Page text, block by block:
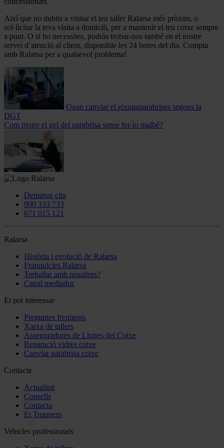
Així que no dubtis a visitar el teu taller Ralarsa més pròxim, o
sol·licitar la teva visita a domicili, per a mantenir el teu cotxe sempre
a punt. O si ho necessites, podràs trobar-nos també en el nostre
servei d’atenció al client, disponible les 24 hores del dia. Compta
amb Ralarsa per a qualsevol problema!
Quan canviar el eixugaparabrises segons la
DGT
Com treure el gel del parabrisa sense fer-lo malbé?
Demanar cita
900 333 733
671 015 121
Ralarsa
Història i evolució de Ralarsa
Franquícies Ralarsa
Treballar amb nosaltres?
Canal mediador
Et pot interessar
Preguntes freqüents
Xarxa de tallers
Asseguradores de Llunes del Cotxe
Reparació vidres cotxe
Canviar parabrisa cotxe
Contacte
Actualitat
Consells
Contacta
Et Truquem
Vehicles professionals